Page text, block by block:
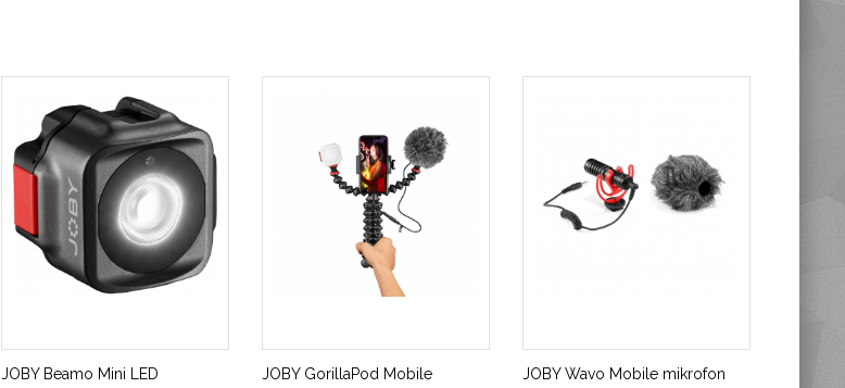
JOBY Beamo Mini LED
JOBY GorillaPod Mobile
JOBY Wavo Mobile mikrofon